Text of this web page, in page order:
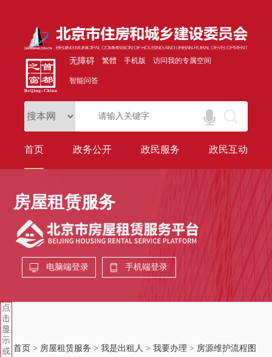
无障碍 繁體 手机版 访问我的专属空间
智能问答
首页 政务公开 政民服务 政民互动
房屋租赁服务
电脑端登录 手机端登录
点
击
显
示
或 首页 > 房屋租赁服务 >我是出租人 >我要办理 > 房源维护流程图